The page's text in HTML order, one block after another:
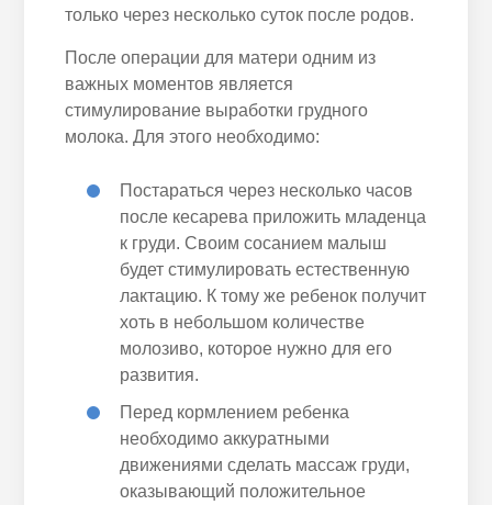
только через несколько суток после родов.
После операции для матери одним из
важных моментов является
стимулирование выработки грудного
молока. Для этого необходимо:
Постараться через несколько часов
после кесарева приложить младенца
к груди. Своим сосанием малыш
будет стимулировать естественную
лактацию. К тому же ребенок получит
хоть в небольшом количестве
молозиво, которое нужно для его
развития.
Перед кормлением ребенка
необходимо аккуратными
движениями сделать массаж груди,
оказывающий положительное